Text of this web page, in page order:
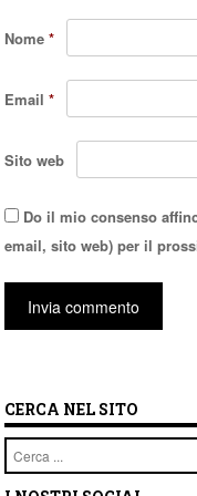
Nome*
Email*
Sito web
Do il mio consenso
email, sito web) per il
CERCA NEL SITO
Cerca